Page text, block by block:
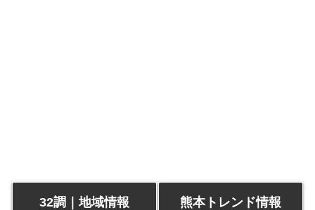
32調｜地域情報 熊本トレンド情報